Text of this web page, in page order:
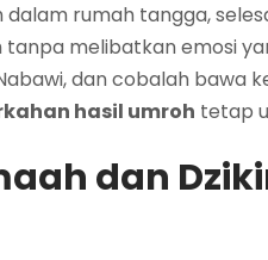
rumah tangga,
melibatkan emosi
dan cobalah bawa
hasil umroh tetap
dan